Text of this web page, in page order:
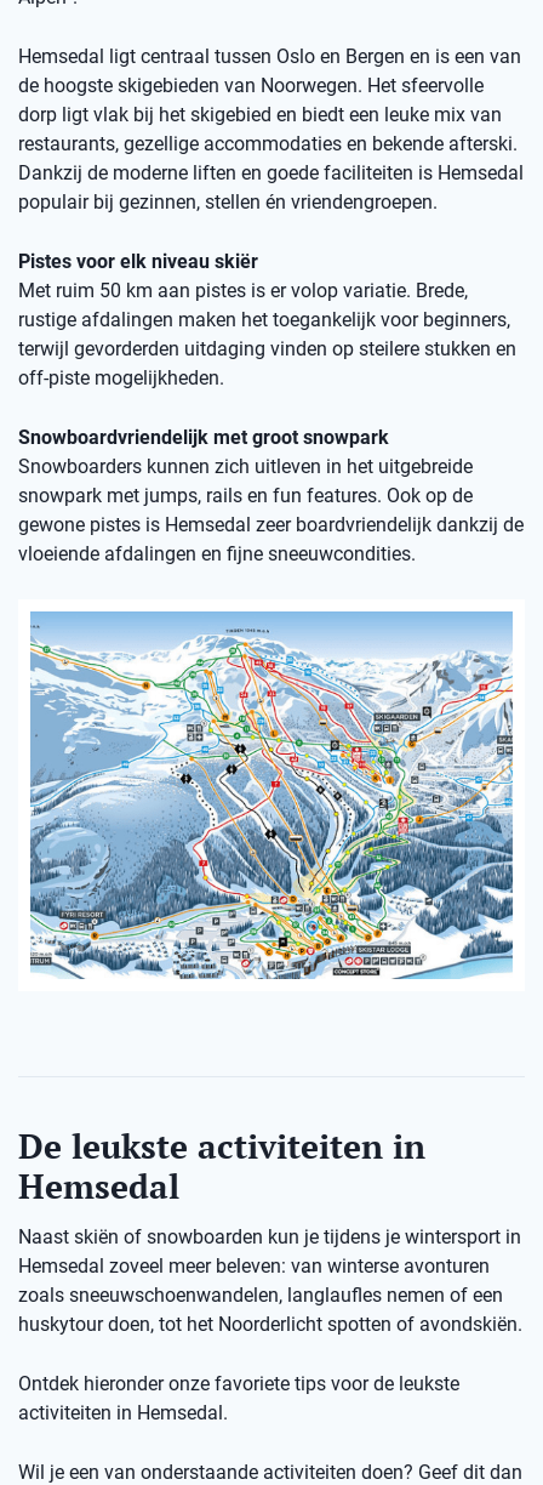
Hemsedal ligt centraal tussen Oslo en Bergen en is een van
de hoogste skigebieden van Noorwegen. Het sfeervolle
dorp ligt vlak bij het skigebied en biedt een leuke mix van
restaurants, gezellige accommodaties en bekende afterski.
Dankzij de moderne liften en goede faciliteiten is Hemsedal
populair bij gezinnen, stellen én vriendengroepen.
Pistes voor elk niveau skiër
Met ruim 50 km aan pistes is er volop variatie. Brede,
rustige afdalingen maken het toegankelijk voor beginners,
terwijl gevorderden uitdaging vinden op steilere stukken en
off-piste mogelijkheden.
Snowboardvriendelijk met groot snowpark
Snowboarders kunnen zich uitleven in het uitgebreide
snowpark met jumps, rails en fun features. Ook op de
gewone pistes is Hemsedal zeer boardvriendelijk dankzij de
vloeiende afdalingen en fijne sneeuwcondities.
De leukste activiteiten in
Hemsedal
Naast skiën of snowboarden kun je tijdens je wintersport in
Hemsedal zoveel meer beleven: van winterse avonturen
zoals sneeuwschoenwandelen, langlaufles nemen of een
huskytour doen, tot het Noorderlicht spotten of avondskiën.
Ontdek hieronder onze favoriete tips voor de leukste
activiteiten in Hemsedal.
Wil je een van onderstaande activiteiten doen? Geef dit dan